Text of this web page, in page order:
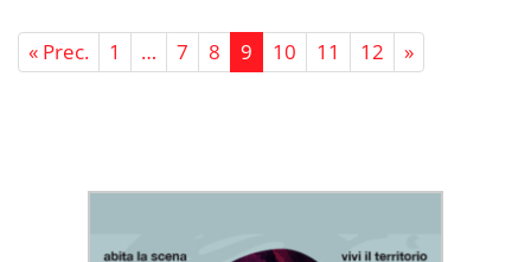
« Prec. 1 … 7 8 9 10 11 12 »